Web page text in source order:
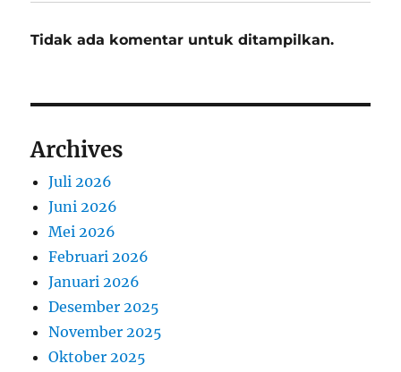
Tidak ada komentar untuk ditampilkan.
Archives
Juli 2026
Juni 2026
Mei 2026
Februari 2026
Januari 2026
Desember 2025
November 2025
Oktober 2025